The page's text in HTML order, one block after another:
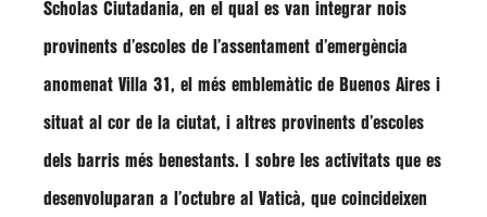
Scholas Ciutadania, en el qual es van integrar nois
provinents d’escoles de l’assentament d’emergència
anomenat Villa 31, el més emblemàtic de Buenos Aires i
situat al cor de la ciutat, i altres provinents d’escoles
dels barris més benestants. I sobre les activitats que es
desenvoluparan a l’octubre al Vaticà, que coincideixen